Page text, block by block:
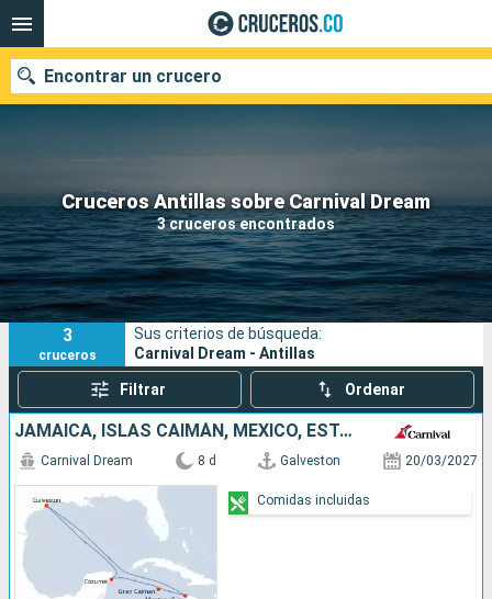
Cruceros Antillas sobre Carnival Dream
3 cruceros encontrados
Encontrar un crucero
Fecha de salida
Buscar
3
cruceros
Sus criterios de búsqueda:
Carnival Dream - Antillas
Filtrar Ordenar
JAMAICA, ISLAS CAIMÁN, MÉXICO, ESTADOS UNIDOS
Carnival Dream 8 d Galveston 20/03/2027
Comidas incluidas